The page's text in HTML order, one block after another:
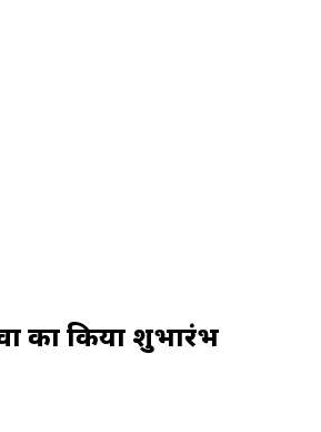
का किया शुभारंभ